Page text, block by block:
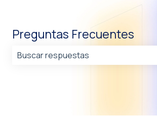
Preguntas Frecuentes